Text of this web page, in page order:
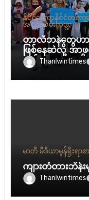
နိုင်ငံတကာနိုင်ငံတကာ
အမျိုးသမီးကဏ္ဍ
တာလီဘန်တွေဟာ
ဖြစ်နေဆဲလို့ အာ
လှုပ်ရှားသူတွေဆို
Thanlwintimes
မာတီ မီဒီယာမွန်ရိုးရာစ
ကျားတံတားဘိန်း
Thanlwintimes